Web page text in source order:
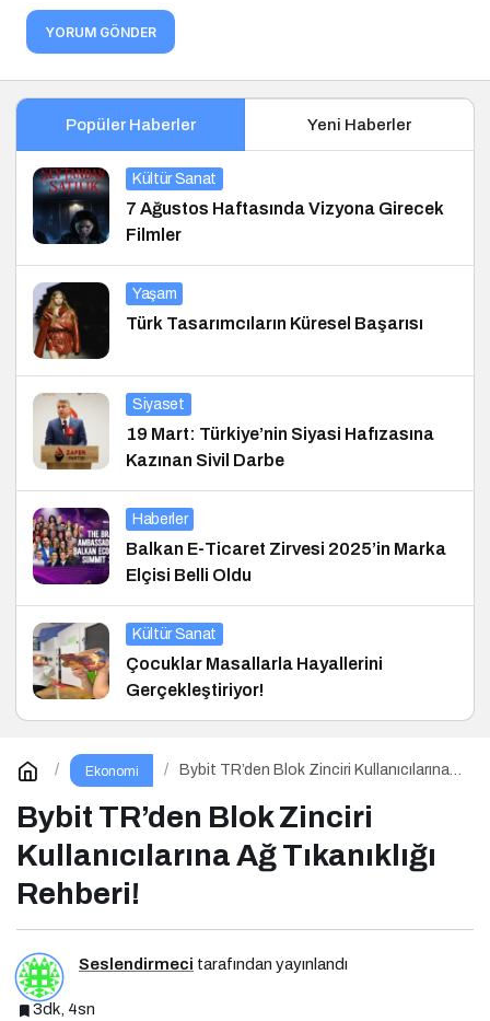
YORUM GÖNDER
Popüler Haberler Yeni Haberler
Kültür Sanat
7 Ağustos Haftasında Vizyona Girecek
Filmler
Yaşam
Türk Tasarımcıların Küresel Başarısı
Siyaset
19 Mart: Türkiye’nin Siyasi Hafızasına
Kazınan Sivil Darbe
Haberler
Balkan E-Ticaret Zirvesi 2025’in Marka
Elçisi Belli Oldu
Kültür Sanat
Çocuklar Masallarla Hayallerini
Gerçekleştiriyor!
Ekonomi
Bybit TR’den Blok Zinciri Kullanıcılarına
Bybit TR’den Blok Zinciri
Kullanıcılarına Ağ Tıkanıklığı
Rehberi!
Seslendirmeci tarafından yayınlandı
3dk, 4sn